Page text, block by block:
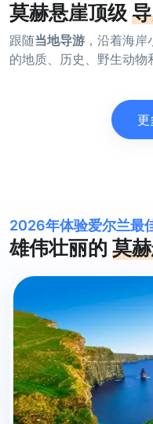
莫赫悬崖顶级
跟随当地导游 ，沿着海
的地质、历史、野生动物
更
2026年体验爱尔兰最
雄伟壮丽的 莫